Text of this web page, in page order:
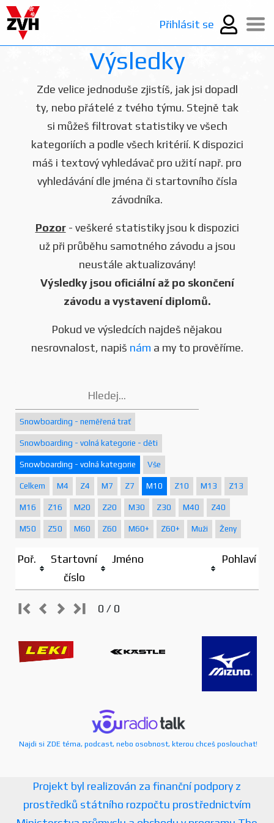
Přihlásit se
Výsledky
Zde velice jednoduše zjistíš, jak jsi dopadl
ty, nebo přátelé z tvého týmu. Stejně tak
si můžeš filtrovat statistiky ve všech
kategoriích a podle všech kritérií. K dispozici
máš i textový vyhledávač pro užití např. pro
vyhledávání dle jména či startovního čísla
závodníka.
Pozor- veškeré statistiky jsou k dispozici
už při průběhu samotného závodu a jsou
neustále aktualizovány!
Výsledky jsou oficiální až po skončení
závodu a vystavení diplomů.
Pokud ve výsledcích najdeš nějakou
nesrovnalost, napiš nám a my to prověříme.
Snowboarding - neměřená trať
Snowboarding - volná kategorie - děti
Snowboarding - volná kategorie Vše
Celkem M4 Z4 M7 Z7 M10 Z10 M13 Z13
M16 Z16 M20 Z20 M30 Z30 M40 Z40
M50 Z50 M60 Z60 M60+ Z60+ Muži Ženy
Poř.
Startovní
číslo
Jméno Pohlaví
0 / 0
Najdi si ZDE téma, podcast, nebo osobnost, kterou chceš poslouchat!
Projekt byl realizován za finanční podpory z
prostředků státního rozpočtu prostřednictvím